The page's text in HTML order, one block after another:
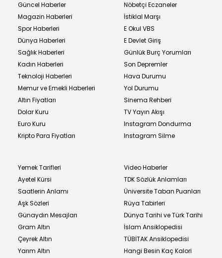
Güncel Haberler
Magazin Haberleri
Spor Haberleri
Dünya Haberleri
Sağlık Haberleri
Kadın Haberleri
Teknoloji Haberleri
Memur ve Emekli Haberleri
Altın Fiyatları
Dolar Kuru
Euro Kuru
Kripto Para Fiyatları
Nöbetçi Eczaneler
İstiklal Marşı
E Okul VBS
E Devlet Giriş
Günlük Burç Yorumları
Son Depremler
Hava Durumu
Yol Durumu
Sinema Rehberi
TV Yayın Akışı
Instagram Dondurma
Instagram Silme
Yemek Tarifleri
Ayetel Kürsi
Saatlerin Anlamı
Aşk Sözleri
Günaydın Mesajları
Gram Altın
Çeyrek Altın
Yarım Altın
Video Haberler
TDK Sözlük Anlamları
Üniversite Taban Puanları
Rüya Tabirleri
Dünya Tarihi ve Türk Tarihi
İslam Ansiklopedisi
TÜBİTAK Ansiklopedisi
Hangi Besin Kaç Kalori